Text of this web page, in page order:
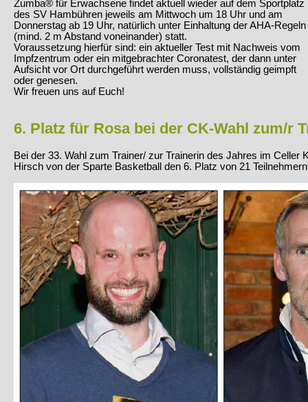
Zumba® für Erwachsene findet aktuell wieder auf dem Sportplatz
des SV Hambühren jeweils am Mittwoch um 18 Uhr und am
Donnerstag ab 19 Uhr, natürlich unter Einhaltung der AHA-Regeln
(mind. 2 m Abstand voneinander) statt.
Voraussetzung hierfür sind: ein aktueller Test mit Nachweis vom
Impfzentrum oder ein mitgebrachter Coronatest, der dann unter
Aufsicht vor Ort durchgeführt werden muss, vollständig geimpft
oder genesen.
Wir freuen uns auf Euch!
6. Platz für Rosa bei der CK-Wahl zum/r
Bei der 33. Wahl zum Trainer/ zur Trainerin des Jahres im Celler
Hirsch von der Sparte Basketball den 6. Platz von 21